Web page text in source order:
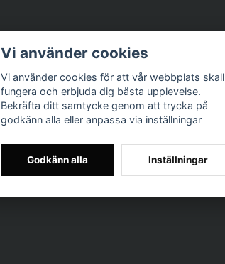
Vi använder cookies
Vi använder cookies för att vår webbplats skall
fungera och erbjuda dig bästa upplevelse.
Bekräfta ditt samtycke genom att trycka på
godkänn alla eller anpassa via inställningar
Godkänn alla Inställningar